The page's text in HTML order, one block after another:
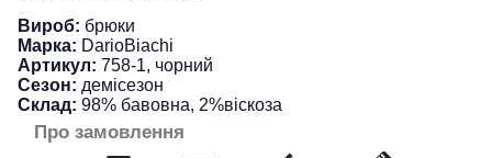
Вироб: брюки
Марка: DarioBiachi
Артикул: 758-1, чорний
Сезон: демісезон
Склад: 98% бавовна, 2%віскоза
Про замовлення